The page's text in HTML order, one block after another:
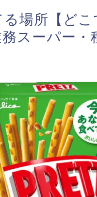
場所【ど
スーパー・